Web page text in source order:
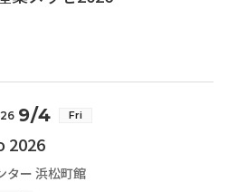
9/4 Fri
2026
ター 浜松町館